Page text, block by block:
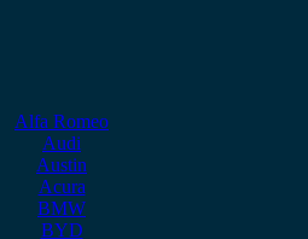
Alfa Romeo
Audi
Austin
Acura
BMW
BYD